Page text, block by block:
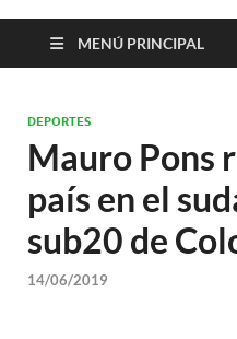
MENÚ PRINCIPAL
DEPORTES
Mauro Pons
país en el
sub20 de
14/06/2019